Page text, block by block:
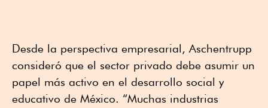
Desde la perspectiva empresarial, Aschentrupp
consideró que el sector privado debe asumir un
papel más activo en el desarrollo social y
educativo de México. “Muchas industrias